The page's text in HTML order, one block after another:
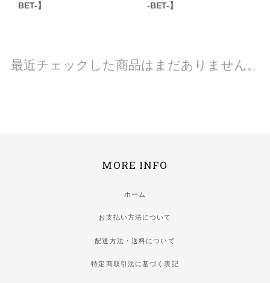
BET-】
-BET-】
最近チェックした商品はまだありません。
MORE INFO
ホーム
お支払い方法について
配送方法・送料について
特定商取引法に基づく表記